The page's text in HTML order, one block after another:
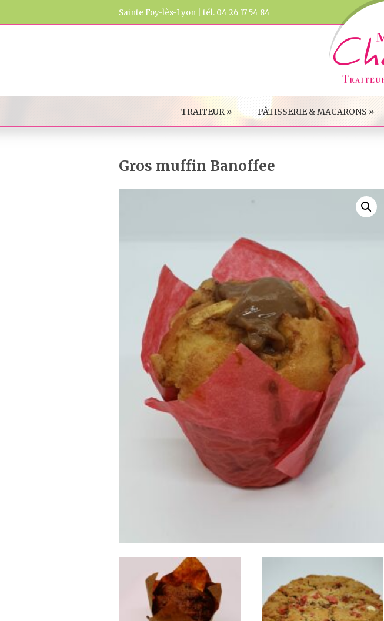
Sainte Foy-lès-Lyon | tél. 04 26 17 54 84
TRAITEUR » PÂTISSERIE & MACARONS »
Gros muffin Banoffee